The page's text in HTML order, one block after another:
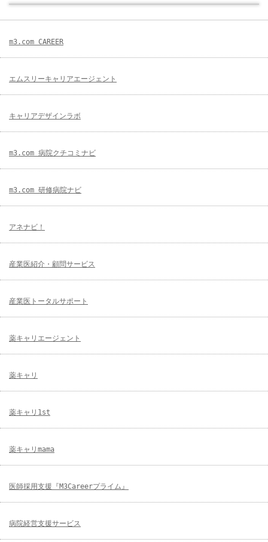
m3.com CAREER
エムスリーキャリアエージェント
キャリアデザインラボ
m3.com 病院クチコミナビ
m3.com 研修病院ナビ
アネナビ！
産業医紹介・顧問サービス
産業医トータルサポート
薬キャリエージェント
薬キャリ
薬キャリ1st
薬キャリmama
医師採用支援『M3Careerプライム』
病院経営支援サービス